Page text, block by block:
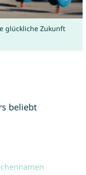
glückliche Zukunft
beliebt